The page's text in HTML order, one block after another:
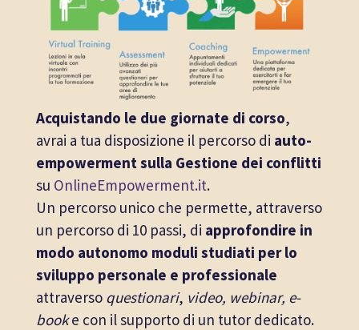
Acquistando le due giornate di corso,
avrai a tua disposizione il percorso di auto-
empowerment sulla Gestione dei conflitti
su OnlineEmpowerment.it.
Un percorso unico che permette, attraverso
un percorso di 10 passi, di approfondire in
modo autonomo moduli studiati per lo
sviluppo personale e professionale
attraverso questionari, video, webinar, e-
booke con il supporto di un tutor dedicato.